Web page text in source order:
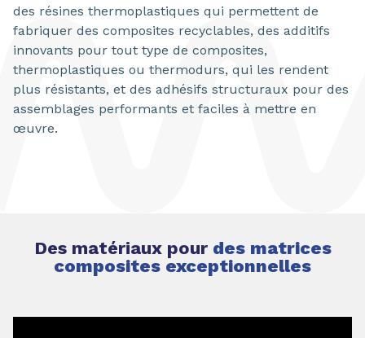
des résines thermoplastiques qui permettent de
fabriquer des composites recyclables, des additifs
innovants pour tout type de composites,
thermoplastiques ou thermodurs, qui les rendent
plus résistants, et des adhésifs structuraux pour des
assemblages performants et faciles à mettre en
œuvre.
Des matériaux pourdes matrices
composites exceptionnelles